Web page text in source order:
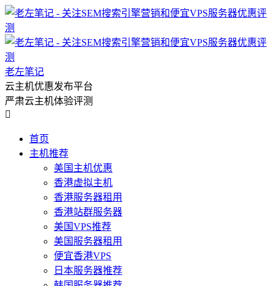
老左笔记
云主机优惠发布平台
严肃云主机体验评测

首页
主机推荐
美国主机优惠
香港虚拟主机
香港服务器租用
香港站群服务器
美国VPS推荐
美国服务器租用
便宜香港VPS
日本服务器推荐